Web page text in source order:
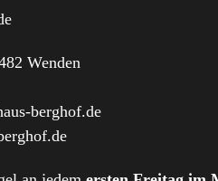
Wenden
berghof.de